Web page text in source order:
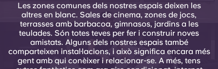
Les zones comunes dels nostres espais deixen les
altres en blanc. Sales de cinema, zones de jocs,
terrasses amb barbacoa, gimnasos, jardins a les
teulades. Són totes teves per fer i construir noves
amistats. Alguns dels nostres espais també
comparteixen instal·lacions, i això significa encara més
gent amb qui conèixer i relacionar-se. A més, tens